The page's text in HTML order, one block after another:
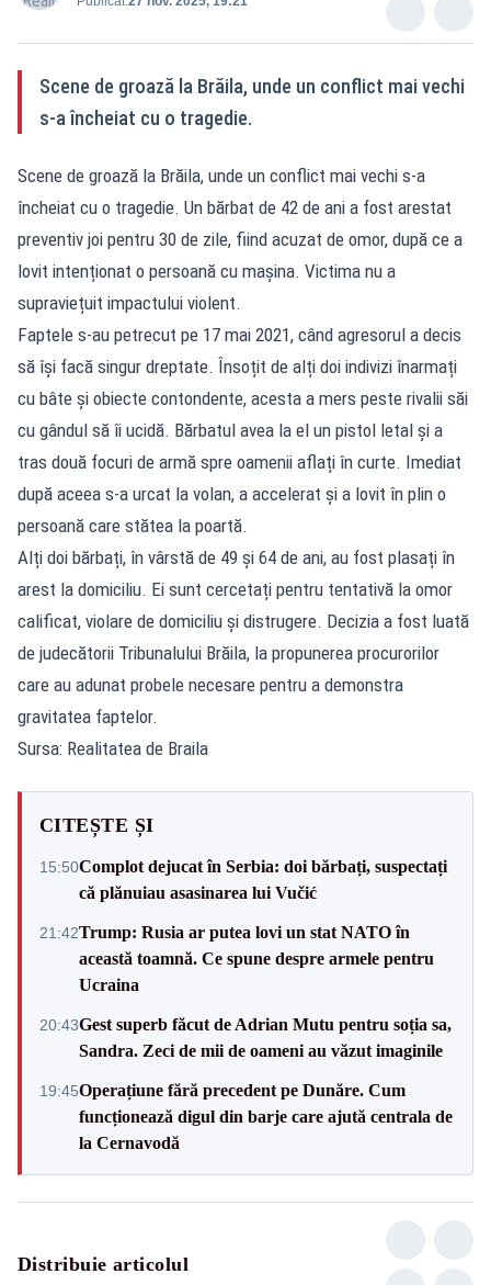
Scene de groază la Brăila, unde un conflict mai vechi
s-a încheiat cu o tragedie.
Scene de groază la Brăila, unde un conflict mai vechi s-a
încheiat cu o tragedie. Un bărbat de 42 de ani a fost arestat
preventiv joi pentru 30 de zile, fiind acuzat de omor, după ce a
lovit intenționat o persoană cu mașina. Victima nu a
supraviețuit impactului violent.
Faptele s-au petrecut pe 17 mai 2021, când agresorul a decis
să își facă singur dreptate. Însoțit de alți doi indivizi înarmați
cu bâte și obiecte contondente, acesta a mers peste rivalii săi
cu gândul să îi ucidă. Bărbatul avea la el un pistol letal și a
tras două focuri de armă spre oamenii aflați în curte. Imediat
după aceea s-a urcat la volan, a accelerat și a lovit în plin o
persoană care stătea la poartă.
Alți doi bărbați, în vârstă de 49 și 64 de ani, au fost plasați în
arest la domiciliu. Ei sunt cercetați pentru tentativă la omor
calificat, violare de domiciliu și distrugere. Decizia a fost luată
de judecătorii Tribunalului Brăila, la propunerea procurorilor
care au adunat probele necesare pentru a demonstra
gravitatea faptelor.
Sursa: Realitatea de Braila
CITEȘTE ȘI
15:50Complot dejucat în Serbia: doi bărbați, suspectați
că plănuiau asasinarea lui Vučić
21:42Trump: Rusia ar putea lovi un stat NATO în
această toamnă. Ce spune despre armele pentru
Ucraina
20:43Gest superb făcut de Adrian Mutu pentru soția sa,
Sandra. Zeci de mii de oameni au văzut imaginile
19:45Operațiune fără precedent pe Dunăre. Cum
funcționează digul din barje care ajută centrala de
la Cernavodă
Distribuie articolul